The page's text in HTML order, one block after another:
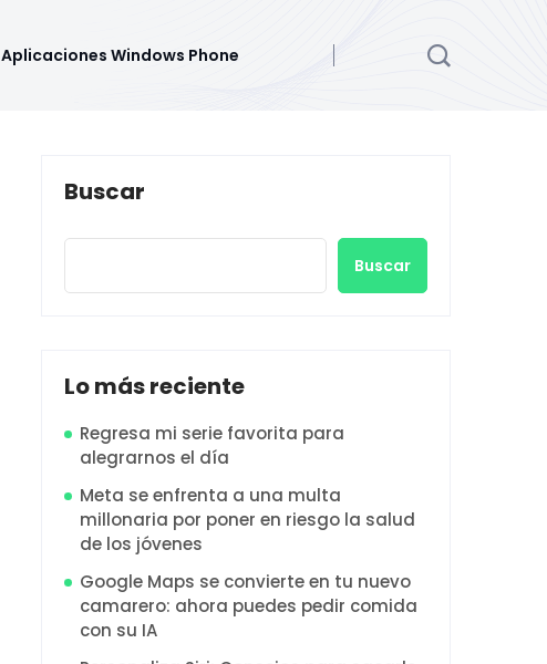
Aplicaciones Windows Phone
Buscar
Buscar
Lo más reciente
Regresa mi serie favorita para
alegrarnos el día
Meta se enfrenta a una multa
millonaria por poner en riesgo la salud
de los jóvenes
Google Maps se convierte en tu nuevo
camarero: ahora puedes pedir comida
con su IA